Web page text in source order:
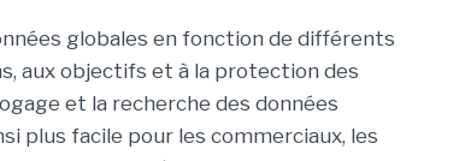
globales en fonction de différents
aux objectifs et à la protection des
et la recherche des données
plus facile pour les commerciaux, les